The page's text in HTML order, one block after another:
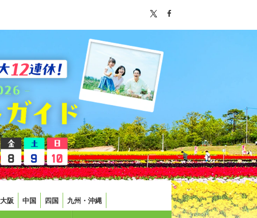
大阪 中国 四国 九州・沖縄